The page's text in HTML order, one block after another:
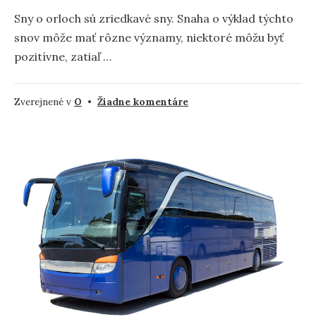
Sny o orloch sú zriedkavé sny. Snaha o výklad týchto
snov môže mať rôzne významy, niektoré môžu byť
pozitívne, zatiaľ …
Zverejnené v O • Žiadne komentárena
a
symbolika
snov